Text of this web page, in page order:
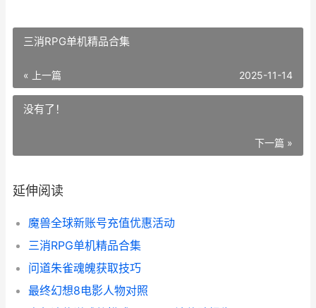
三消RPG单机精品合集
« 上一篇 2025-11-14
没有了！
下一篇 »
延伸阅读
魔兽全球新账号充值优惠活动
三消RPG单机精品合集
问道朱雀魂魄获取技巧
最终幻想8电影人物对照